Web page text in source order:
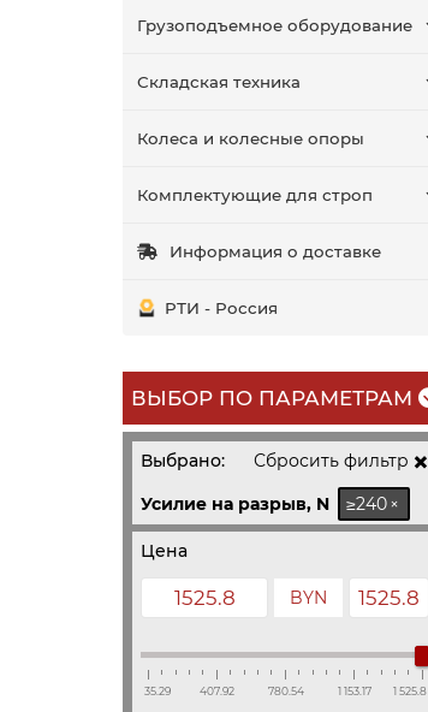
Грузоподъемное оборудование
Складская техника
Колеса и колесные опоры
Комплектующие для строп
Информация о доставке
РТИ - Россия
ВЫБОР ПО ПАРАМЕТРАМ
Выбрано: Сбросить фильтр ✖️
Усилие на разрыв, N ≥240×
Цена
BYN
35.29 407.92 780.54 1 153.17 1 525.8